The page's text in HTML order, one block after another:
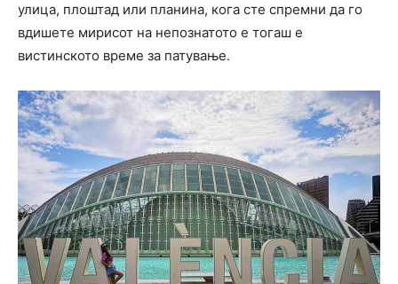
улица, плоштад или планина, кога сте спремни да го
вдишете мирисот на непознатото е тогаш е
вистинското време за патување.